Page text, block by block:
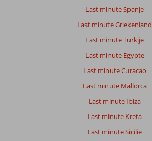
Last minute Spanje
Last minute Griekenland
Last minute Turkije
Last minute Egypte
Last minute Curacao
Last minute Mallorca
Last minute Ibiza
Last minute Kreta
Last minute Sicilie